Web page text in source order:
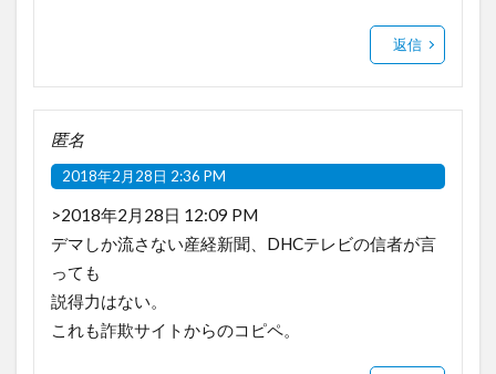
返信
匿名
2018年2月28日 2:36 PM
>2018年2月28日 12:09 PM
デマしか流さない産経新聞、DHCテレビの信者が言
っても
説得力はない。
これも詐欺サイトからのコピペ。